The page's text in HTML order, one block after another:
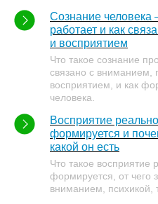
Сознание человека
работает и как
и восприятием
Что такое сознание
связано с вниманием,
восприятием, и как
человека.
Восприятие
формируется и
какой он есть
Что такое восприятие
формируется, от чего
вниманием, психикой,